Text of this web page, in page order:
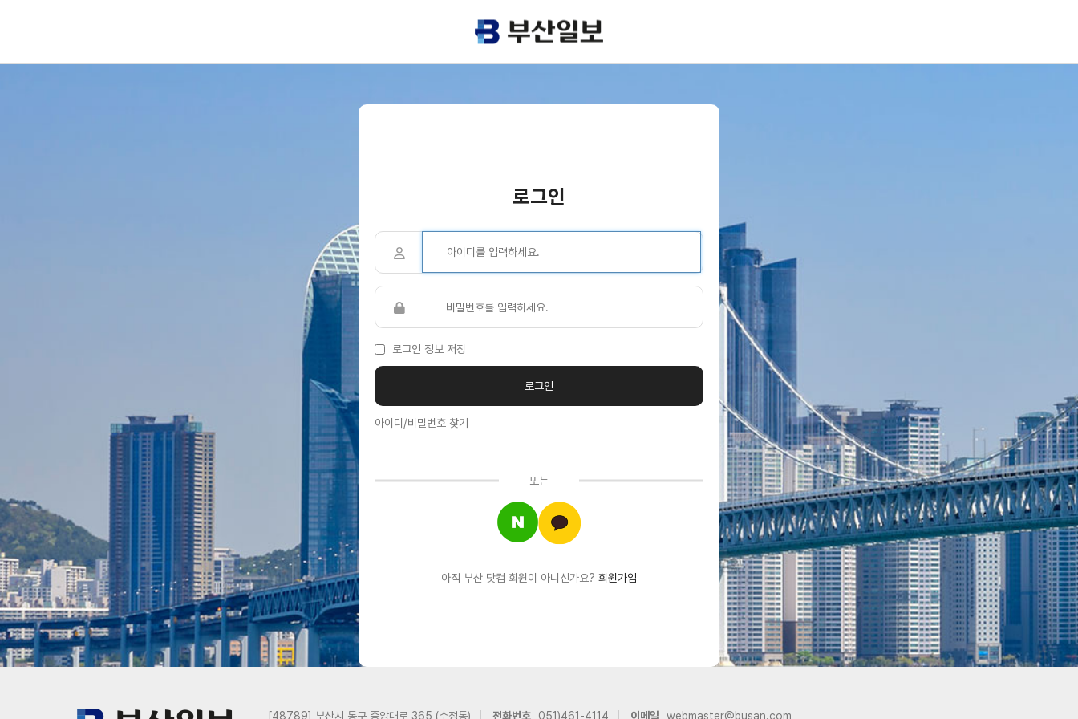
로그인
로그인 정보 저장
아이디/비밀번호 찾기
또는
아직 부산 닷컴 회원이 아니신가요? 회원가입
[48789] 부산시 동구 중앙대로 365 (수정동) 전화번호 051)461-4114 이메일 webmaster@busan.com